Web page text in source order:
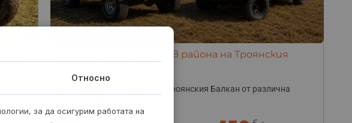
в
Офроуд джип сафари в района на Троянския
балкан
Открий дивата красота на Троянския Балкан от различна
Относно
за да осигурим работата на